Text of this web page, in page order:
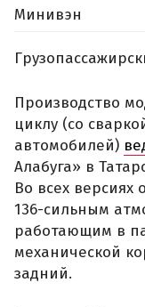
Минивэн
Производство
циклу (со
автомобилей)
Алабуга» в
Во всех версиях
136-сильным
работающим в
механической
задний.